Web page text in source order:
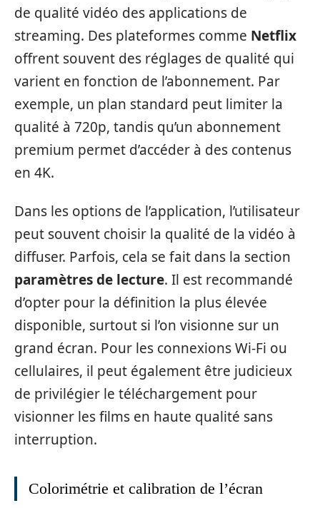
de qualité vidéo des applications de
streaming. Des plateformes comme Netflix
offrent souvent des réglages de qualité qui
varient en fonction de l’abonnement. Par
exemple, un plan standard peut limiter la
qualité à 720p, tandis qu’un abonnement
premium permet d’accéder à des contenus
en 4K.
Dans les options de l’application, l’utilisateur
peut souvent choisir la qualité de la vidéo à
diffuser. Parfois, cela se fait dans la section
paramètres de lecture. Il est recommandé
d’opter pour la définition la plus élevée
disponible, surtout si l’on visionne sur un
grand écran. Pour les connexions Wi-Fi ou
cellulaires, il peut également être judicieux
de privilégier le téléchargement pour
visionner les films en haute qualité sans
interruption.
Colorimétrie et calibration de l’écran